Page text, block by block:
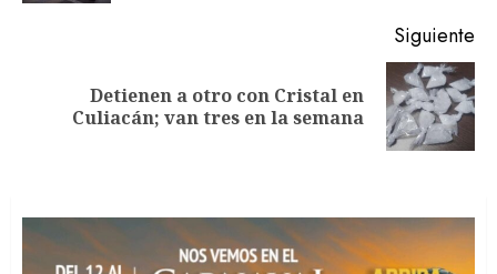
Siguiente
Siguiente
entrada:
Detienen a otro con Cristal en
Culiacán; van tres en la semana